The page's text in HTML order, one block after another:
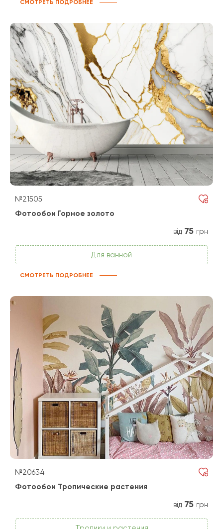
СМОТРЕТЬ ПОДРОБНЕЕ
№21505
Фотообои Горное золото
від 75 грн
Для ванной
СМОТРЕТЬ ПОДРОБНЕЕ
№20634
Фотообои Тропические растения
від 75 грн